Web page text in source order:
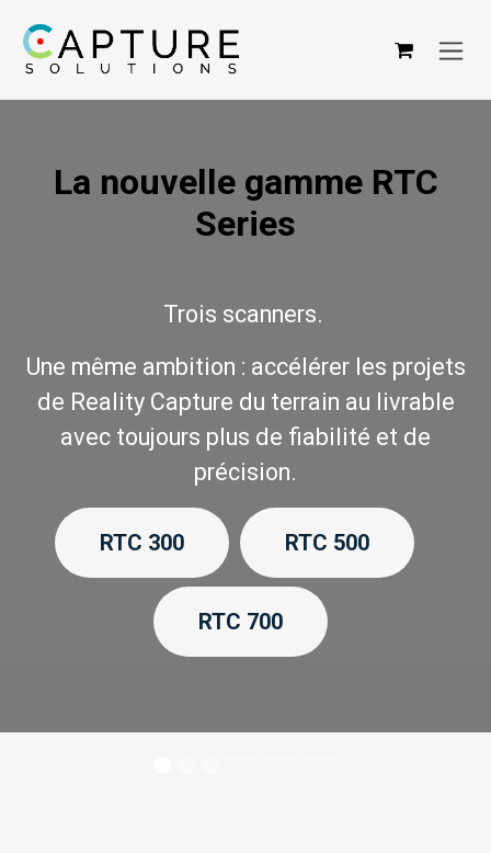
La nouvelle gamme RTC
Series
Trois scanners.
Une même ambition : accélérer les projets
de Reality Capture du terrain au livrable
avec toujours plus de fiabilité et de
précision.
RTC 300​​ RTC 500
RTC 700